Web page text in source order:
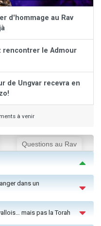
d'hommage au Rav
rencontrer le Admour
de Ungvar recevra en
à venir
Questions au Rav
dans un
mais pas la Torah